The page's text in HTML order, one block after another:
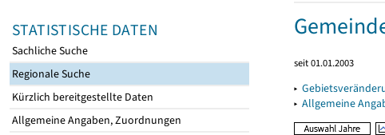
STATISTISCHE DATEN
Sachliche Suche
Regionale Suche
Kürzlich bereitgestellte Daten
Allgemeine Angaben, Zuordnungen
seit 01.01.2003
▸
▸ Allgemeine